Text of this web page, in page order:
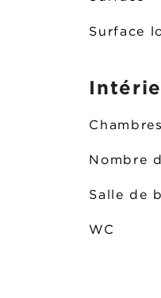
Surface
Chambres
Nombre
Salle de
WC